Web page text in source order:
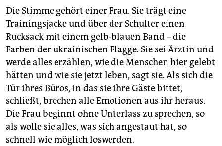
Die Stimme gehört einer Frau. Sie trägt eine
Trainingsjacke und über der Schulter einen
Rucksack mit einem gelb-blauen Band – die
Farben der ukrainischen Flagge. Sie sei Ärztin und
werde alles erzählen, wie die Menschen hier gelebt
hätten und wie sie jetzt leben, sagt sie. Als sich die
Tür ihres Büros, in das sie ihre Gäste bittet,
schließt, brechen alle Emotionen aus ihr heraus.
Die Frau beginnt ohne Unterlass zu sprechen, so
als wolle sie alles, was sich angestaut hat, so
schnell wie möglich loswerden.